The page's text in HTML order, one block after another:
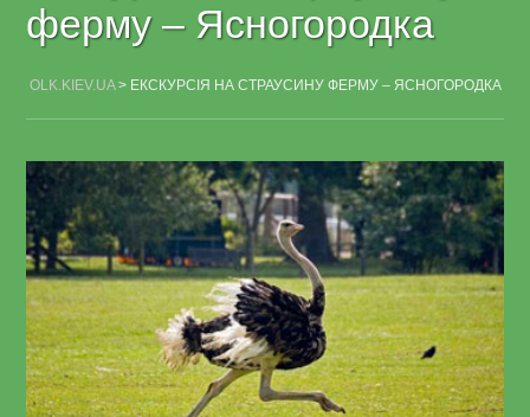
ферму – Ясногородка
OLK.KIEV.UA> ЕКСКУРСІЯ НА СТРАУСИНУ ФЕРМУ – ЯСНОГОРОДКА